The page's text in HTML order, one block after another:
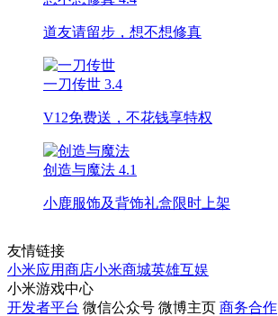
道友请留步，想不想修真
一刀传世 3.4
V12免费送，不花钱享特权
创造与魔法 4.1
小鹿服饰及背饰礼盒限时上架
友情链接
小米应用商店小米商城英雄互娱
小米游戏中心
开发者平台 微信公众号 微博主页 商务合作